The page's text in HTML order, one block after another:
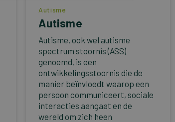
Autisme
Autisme
Autisme, ook wel autisme
spectrum stoornis (ASS)
genoemd, is een
ontwikkelingsstoornis die de
manier beïnvloedt waarop een
persoon communiceert, sociale
interacties aangaat en de
wereld om zich heen